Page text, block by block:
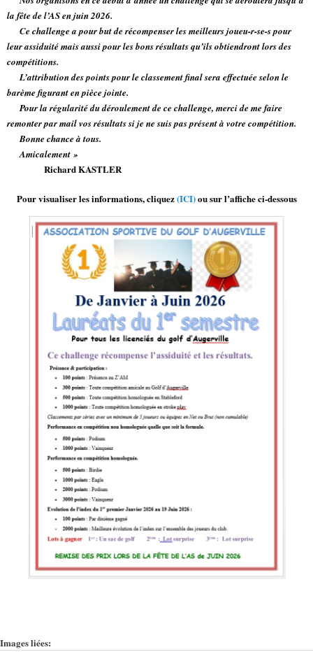
la fête de l’AS en juin 2026.
Ce challenge a pour but de récompenser les meilleurs joueu-r-se-s pour
leur assiduité mais aussi pour les bons résultats qu’ils obtiendront lors des
compétitions.
L’attribution des points pour le classement final sera effectuée selon le
barème figurant en pièce jointe.
Pour la régularité du déroulement de ce challenge, merci de me faire
remonter par mail vos résultats si je ne suis pas présent à votre compétition.
Bonne chance à tous.
Amicalement »
Richard KASTLER
Pour visualiser les informations, cliquez(ICI)ou sur l’affiche ci-dessous
Images liées: